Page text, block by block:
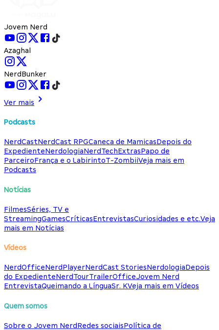
Jovem Nerd
Azaghal
NerdBunker
Ver mais
Podcasts
NerdCastNerdCast RPGCaneca de MamicasDepois do
ExpedienteNerdologiaNerdTechExtrasPapo de
ParceiroFrança e o LabirintoT-ZombiiVeja mais em
Podcasts
Notícias
FilmesSéries, TV e
StreamingGamesCríticasEntrevistasCuriosidades e etc.Veja
mais em Notícias
Vídeos
NerdOfficeNerdPlayerNerdCast StoriesNerdologiaDepois
do ExpedienteNerdTourTrailerOfficeJovem Nerd
EntrevistaQueimando a LínguaSr. KVeja mais em Vídeos
Quem somos
Sobre o Jovem NerdRedes sociaisPolítica de